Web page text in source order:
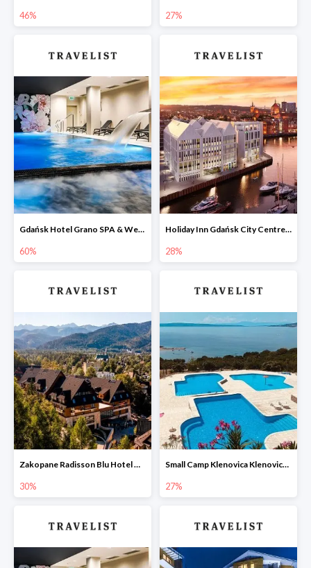
46% 27%
Gdańsk Hotel Grano SPA & Wellness w Travelist do -60%
60%
Holiday Inn Gdańsk City Centre, Gdańsk, Wybrzeże -28%
28%
Zakopane Radisson Blu Hotel & Residences Zakopane w Travelist -30%
30%
Small Camp Klenovica Klenovica Chorwacja w Travelist -27%
27%